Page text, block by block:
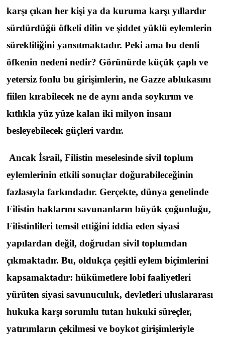
karşı çıkan her kişi ya da kuruma karşı yıllardır
sürdürdüğü öfkeli dilin ve şiddet yüklü eylemlerin
sürekliliğini yansıtmaktadır. Peki ama bu denli
öfkenin nedeni nedir? Görünürde küçük çaplı ve
yetersiz fonlu bu girişimlerin, ne Gazze ablukasını
fiilen kırabilecek ne de aynı anda soykırım ve
kıtlıkla yüz yüze kalan iki milyon insanı
besleyebilecek güçleri vardır.
Ancak İsrail, Filistin meselesinde sivil toplum
eylemlerinin etkili sonuçlar doğurabileceğinin
fazlasıyla farkındadır. Gerçekte, dünya genelinde
Filistin haklarını savunanların büyük çoğunluğu,
Filistinlileri temsil ettiğini iddia eden siyasi
yapılardan değil, doğrudan sivil toplumdan
çıkmaktadır. Bu, oldukça çeşitli eylem biçimlerini
kapsamaktadır: hükümetlere lobi faaliyetleri
yürüten siyasi savunuculuk, devletleri uluslararası
hukuka karşı sorumlu tutan hukuki süreçler,
yatırımların çekilmesi ve boykot girişimleriyle